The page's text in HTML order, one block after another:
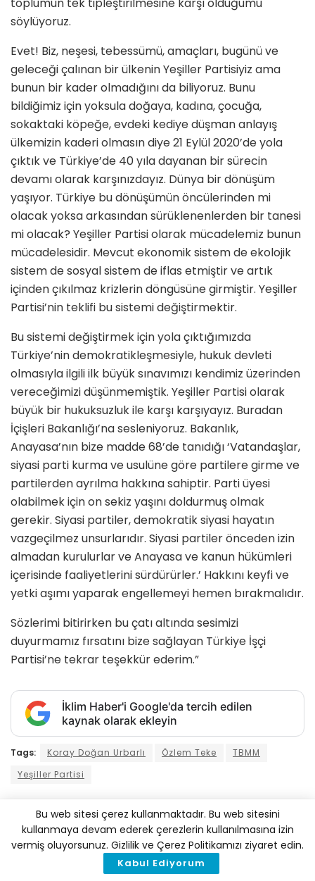
söylüyoruz.
Evet! Biz, neşesi, tebessümü, amaçları, bugünü ve
geleceği çalınan bir ülkenin Yeşiller Partisiyiz ama
bunun bir kader olmadığını da biliyoruz. Bunu
bildiğimiz için yoksula doğaya, kadına, çocuğa,
sokaktaki köpeğe, evdeki kediye düşman anlayış
ülkemizin kaderi olmasın diye 21 Eylül 2020’de yola
çıktık ve Türkiye’de 40 yıla dayanan bir sürecin
devamı olarak karşınızdayız. Dünya bir dönüşüm
yaşıyor. Türkiye bu dönüşümün öncülerinden mi
olacak yoksa arkasından sürüklenenlerden bir tanesi
mi olacak? Yeşiller Partisi olarak mücadelemiz bunun
mücadelesidir. Mevcut ekonomik sistem de ekolojik
sistem de sosyal sistem de iflas etmiştir ve artık
içinden çıkılmaz krizlerin döngüsüne girmiştir. Yeşiller
Partisi’nin teklifi bu sistemi değiştirmektir.
Bu sistemi değiştirmek için yola çıktığımızda
Türkiye’nin demokratikleşmesiyle, hukuk devleti
olmasıyla ilgili ilk büyük sınavımızı kendimiz üzerinden
vereceğimizi düşünmemiştik. Yeşiller Partisi olarak
büyük bir hukuksuzluk ile karşı karşıyayız. Buradan
İçişleri Bakanlığı’na sesleniyoruz. Bakanlık,
Anayasa’nın bize madde 68’de tanıdığı ‘Vatandaşlar,
siyasi parti kurma ve usulüne göre partilere girme ve
partilerden ayrılma hakkına sahiptir. Parti üyesi
olabilmek için on sekiz yaşını doldurmuş olmak
gerekir. Siyasi partiler, demokratik siyasi hayatın
vazgeçilmez unsurlarıdır. Siyasi partiler önceden izin
almadan kurulurlar ve Anayasa ve kanun hükümleri
içerisinde faaliyetlerini sürdürürler.’ Hakkını keyfi ve
yetki aşımı yaparak engellemeyi hemen bırakmalıdır.
Sözlerimi bitirirken bu çatı altında sesimizi
duyurmamız fırsatını bize sağlayan Türkiye İşçi
Partisi’ne tekrar teşekkür ederim.”
İklim Haber'i Google'da tercih edilen
kaynak olarak ekleyin
Tags: Koray Doğan Urbarlı Özlem Teke
TBMM
Yeşiller Partisi
İlginiziÇekebilir
Bu web sitesi çerez kullanmaktadır. Bu web sitesini
kullanmaya devam ederek çerezlerin kullanılmasına izin
vermiş oluyorsunuz. Gizlilik ve Çerez Politikamızı ziyaret edin.
Kabul Ediyorum